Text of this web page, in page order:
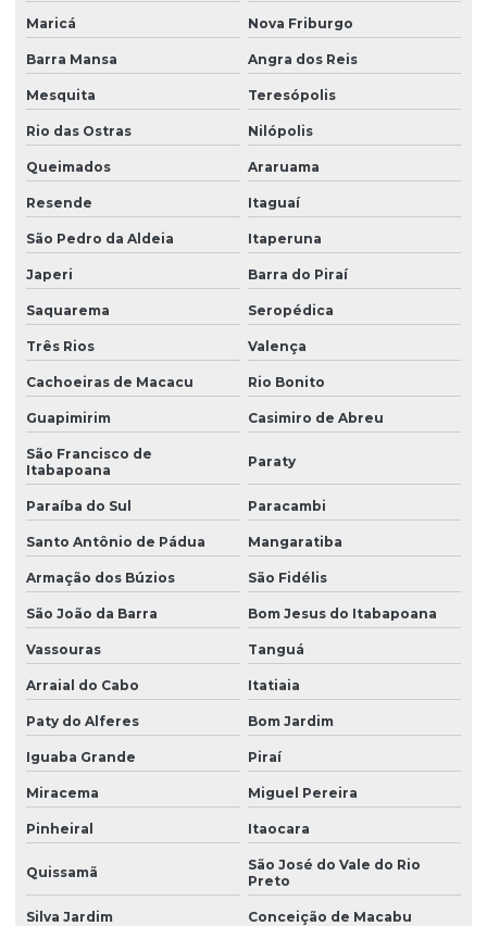
Maricá Nova Friburgo
Barra Mansa Angra dos Reis
Mesquita Teresópolis
Rio das Ostras Nilópolis
Queimados Araruama
Resende Itaguaí
São Pedro da Aldeia Itaperuna
Japeri Barra do Piraí
Saquarema Seropédica
Três Rios Valença
Cachoeiras de Macacu Rio Bonito
Guapimirim Casimiro de Abreu
São Francisco de
Itabapoana
Paraty
Paraíba do Sul Paracambi
Santo Antônio de Pádua Mangaratiba
Armação dos Búzios São Fidélis
São João da Barra Bom Jesus do Itabapoana
Vassouras Tanguá
Arraial do Cabo Itatiaia
Paty do Alferes Bom Jardim
Iguaba Grande Piraí
Miracema Miguel Pereira
Pinheiral Itaocara
Quissamã
São José do Vale do Rio
Preto
Silva Jardim Conceição de Macabu